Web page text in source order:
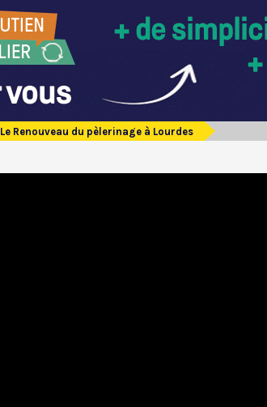
Le Renouveau du pèlerinage à Lourdes